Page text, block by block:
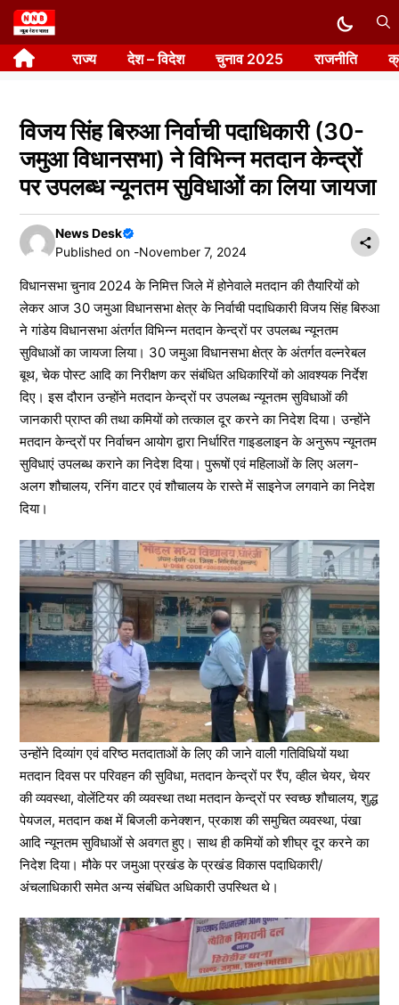
Skip
to
content राज्य देश – विदेश चुनाव 2025 राजनीति
विजय सिंह बिरुआ निर्वाची पदाधिकारी (30-
जमुआ विधानसभा) ने विभिन्न मतदान केन्द्रों
पर उपलब्ध न्यूनतम सुविधाओं का लिया जायजा
News Desk
Published on -November 7, 2024
विधानसभा चुनाव 2024 के निमित्त जिले में होनेवाले मतदान की तैयारियों को
लेकर आज 30 जमुआ विधानसभा क्षेत्र के निर्वाची पदाधिकारी विजय सिंह बिरुआ
ने गांडेय विधानसभा अंतर्गत विभिन्न मतदान केन्द्रों पर उपलब्ध न्यूनतम
सुविधाओं का जायजा लिया। 30 जमुआ विधानसभा क्षेत्र के अंतर्गत वल्नरेबल
बूथ, चेक पोस्ट आदि का निरीक्षण कर संबंधित अधिकारियों को आवश्यक निर्देश
दिए। इस दौरान उन्होंने मतदान केन्द्रों पर उपलब्ध न्यूनतम सुविधाओं की
जानकारी प्राप्त की तथा कमियों को तत्काल दूर करने का निदेश दिया। उन्होंने
मतदान केन्द्रों पर निर्वाचन आयोग द्वारा निर्धारित गाइडलाइन के अनुरूप न्यूनतम
सुविधाएं उपलब्ध कराने का निदेश दिया। पुरूषों एवं महिलाओं के लिए अलग-
अलग शौचालय, रनिंग वाटर एवं शौचालय के रास्ते में साइनेज लगवाने का निदेश
दिया।
उन्होंने दिव्यांग एवं वरिष्ठ मतदाताओं के लिए की जाने वाली गतिविधियों यथा
मतदान दिवस पर परिवहन की सुविधा, मतदान केन्द्रों पर रैंप, व्हील चेयर, चेयर
की व्यवस्था, वोलेंटियर की व्यवस्था तथा मतदान केन्द्रों पर स्वच्छ शौचालय, शुद्ध
पेयजल, मतदान कक्ष में बिजली कनेक्शन, प्रकाश की समुचित व्यवस्था, पंखा
आदि न्यूनतम सुविधाओं से अवगत हुए। साथ ही कमियों को शीघ्र दूर करने का
निदेश दिया। मौके पर जमुआ प्रखंड के प्रखंड विकास पदाधिकारी/
अंचलाधिकारी समेत अन्य संबंधित अधिकारी उपस्थित थे।